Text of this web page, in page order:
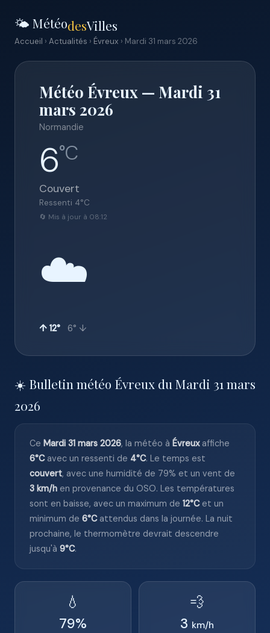
🌤️ MétéodesVilles
Accueil › Actualités › Évreux › Mardi 31 mars 2026
Météo Évreux — Mardi 31
mars 2026
Normandie
6°C
Couvert
Ressenti 4°C
🔄 Mis à jour à 08:12
☁️
↑ 12° 6° ↓
☀️ Bulletin météo Évreux du Mardi 31 mars
2026
Ce Mardi 31 mars 2026, la météo à Évreuxaffiche
6°Cavec un ressenti de 4°C. Le temps est
couvert, avec une humidité de 79% et un vent de
3 km/h en provenance du OSO. Les températures
sont en baisse, avec un maximum de 12°Cet un
minimum de 6°Cattendus dans la journée. La nuit
prochaine, le thermomètre devrait descendre
jusqu'à 9°C.
💧
79%
💨
3 km/h